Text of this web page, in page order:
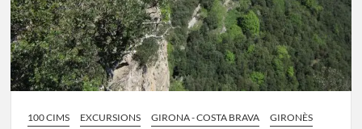
100 CIMS EXCURSIONS GIRONA - COSTA BRAVA GIRONÈS